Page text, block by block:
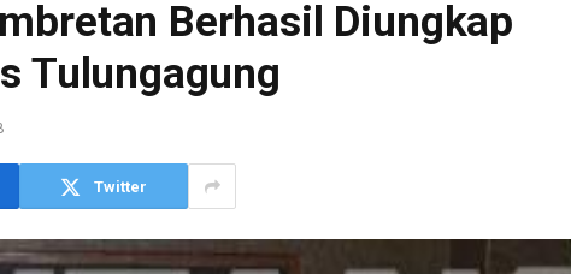
Berhasil Diungkap
Tulungagung
Twitter